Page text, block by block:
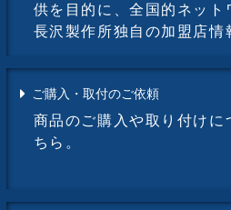
供を目的に、全国的ネット
長沢製作所独自の加盟店情
ご購入・取付のご依頼
商品のご購入や取り付けに
ちら。